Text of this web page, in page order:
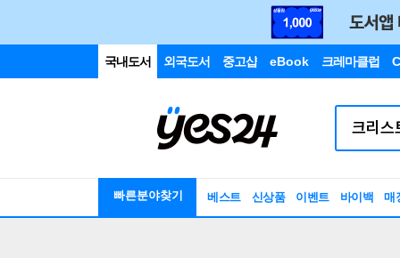
국내도서 외국도서 중고샵 eBook 크레마클럽
빠른분야찾기 베스트 신상품 이벤트 바이백 매